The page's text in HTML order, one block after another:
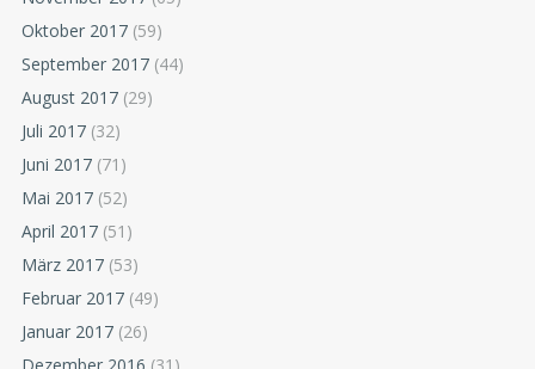
Oktober 2017 (59)
September 2017 (44)
August 2017 (29)
Juli 2017 (32)
Juni 2017 (71)
Mai 2017 (52)
April 2017 (51)
März 2017 (53)
Februar 2017 (49)
Januar 2017 (26)
Dezember 2016 (31)